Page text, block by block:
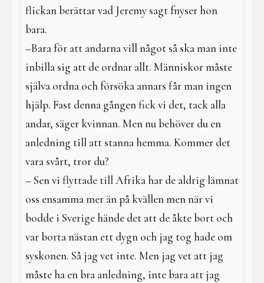
flickan berättar vad Jeremy sagt fnyser hon
bara.
–Bara för att andarna vill något så ska man inte
inbilla sig att de ordnar allt. Människor måste
själva ordna och försöka annars får man ingen
hjälp. Fast denna gången fick vi det, tack alla
andar, säger kvinnan. Men nu behöver du en
anledning till att stanna hemma. Kommer det
vara svårt, tror du?
– Sen vi flyttade till Afrika har de aldrig lämnat
oss ensamma mer än på kvällen men när vi
bodde i Sverige hände det att de åkte bort och
var borta nästan ett dygn och jag tog hade om
syskonen. Så jag vet inte. Men jag vet att jag
måste ha en bra anledning, inte bara att jag